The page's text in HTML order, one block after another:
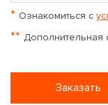
* Ознакомиться с
** Дополнительная
Заказать